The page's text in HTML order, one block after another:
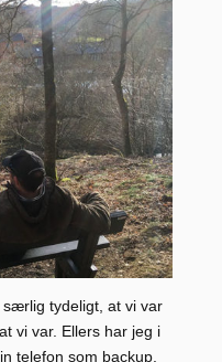
særlig tydeligt, at vi var
vi var. Ellers har jeg i
telefon som backup.